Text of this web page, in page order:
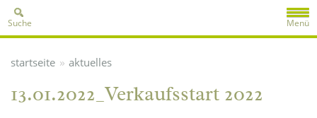
Menü
Suche
startseite » aktuelles
13.01.2022_Verkaufsstart 2022